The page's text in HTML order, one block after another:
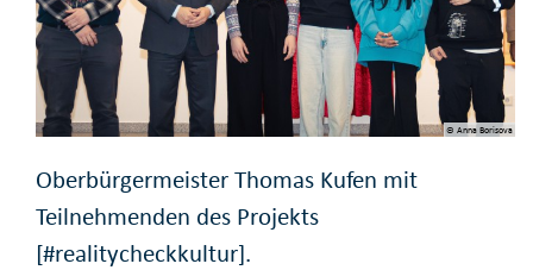
© Anna Borisova
Oberbürgermeister Thomas Kufen mit
Teilnehmenden des Projekts
[#realitycheckkultur].